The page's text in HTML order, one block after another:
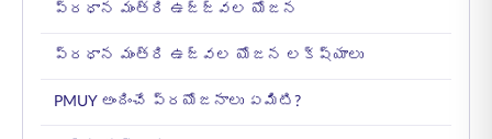
ప్రధాన మంత్రి ఉజ్జ్వల యోజన
ప్రధాన మంత్రి ఉజ్వల యోజన లక్ష్యాలు
PMUY అందించే ప్రయోజనాలు ఏమిటి?